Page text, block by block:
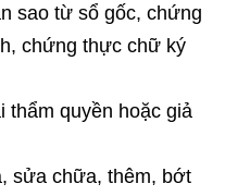
sao từ sổ gốc, chứng
chứng thực chữ ký
thẩm quyền hoặc giả
sửa chữa, thêm, bớt